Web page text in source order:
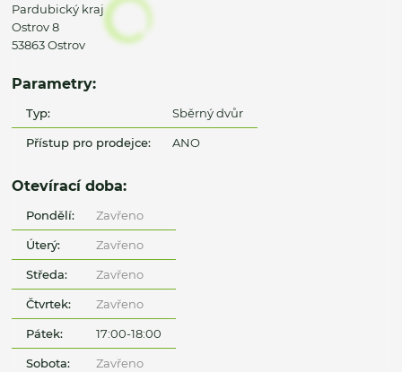
Pardubický kraj
Ostrov 8
53863 Ostrov
Parametry:
Typ: Sběrný dvůr
Přístup pro prodejce: ANO
Otevírací doba:
Pondělí: Zavřeno
Úterý: Zavřeno
Středa: Zavřeno
Čtvrtek: Zavřeno
Pátek: 17:00-18:00
Sobota: Zavřeno